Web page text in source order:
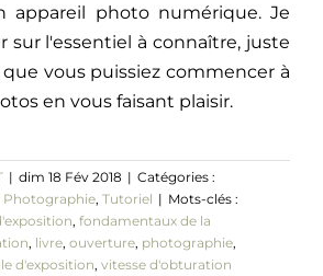
appareil photo numérique. Je
sur l'essentiel à connaître, juste
vous puissiez commencer à
en vous faisant plaisir.
| dim 18 Fév 2018 | Catégories :
Photographie, Tutoriel | Mots-clés :
, fondamentaux de la
, livre, ouverture, photographie,
d'exposition, vitesse d'obturation